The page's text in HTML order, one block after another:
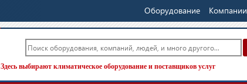
Оборудование Компании
Здесь выбирают климатическое оборудование и поставщиков услуг